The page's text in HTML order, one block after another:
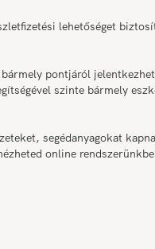
lehetőséget
pontjáról
szinte bármely
segédanyagokat
online